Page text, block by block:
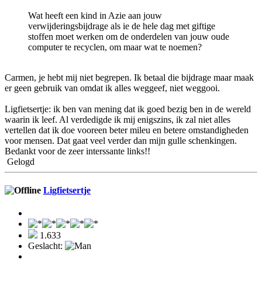
Wat heeft een kind in Azie aan jouw
verwijderingsbijdrage als ie de hele dag met giftige
stoffen moet werken om de onderdelen van jouw oude
computer te recyclen, om maar wat te noemen?
Carmen, je hebt mij niet begrepen. Ik betaal die bijdrage maar maak
er geen gebruik van omdat ik alles weggeef, niet weggooi.
Ligfietsertje: ik ben van mening dat ik goed bezig ben in de wereld
waarin ik leef. Al verdedigde ik mij enigszins, ik zal niet alles
vertellen dat ik doe vooreen beter mileu en betere omstandigheden
voor mensen. Dat gaat veel verder dan mijn gulle schenkingen.
Bedankt voor de zeer interssante links!!
Gelogd
Ligfietsertje
1.633
Geslacht: